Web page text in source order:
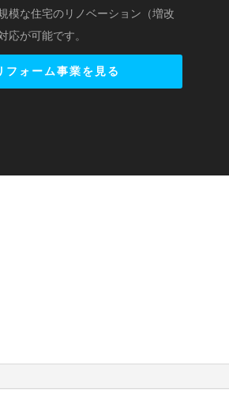
模な住宅のリノベーション（増改
応が可能です。
フォーム事業を見る